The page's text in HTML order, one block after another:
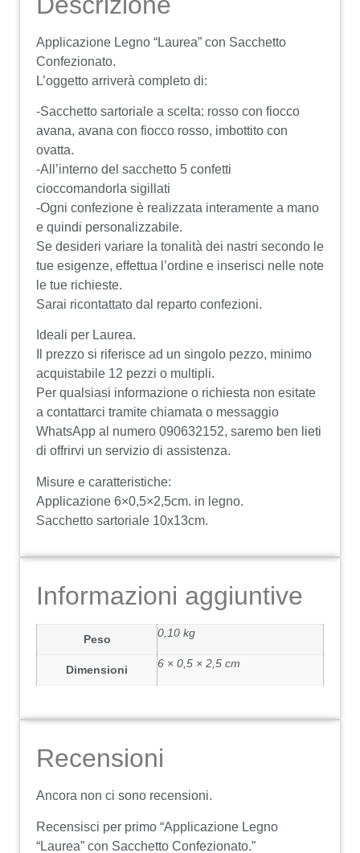
Applicazione Legno “Laurea” con Sacchetto
Confezionato.
L’oggetto arriverà completo di:
-Sacchetto sartoriale a scelta: rosso con fiocco
avana, avana con fiocco rosso, imbottito con
ovatta.
-All’interno del sacchetto 5 confetti
cioccomandorla sigillati
-Ogni confezione è realizzata interamente a mano
e quindi personalizzabile.
Se desideri variare la tonalità dei nastri secondo le
tue esigenze, effettua l’ordine e inserisci nelle note
le tue richieste.
Sarai ricontattato dal reparto confezioni.
Ideali per Laurea.
Il prezzo si riferisce ad un singolo pezzo, minimo
acquistabile 12 pezzi o multipli.
Per qualsiasi informazione o richiesta non esitate
a contattarci tramite chiamata o messaggio
WhatsApp al numero 090632152, saremo ben lieti
di offrirvi un servizio di assistenza.
Misure e caratteristiche:
Applicazione 6×0,5×2,5cm. in legno.
Sacchetto sartoriale 10x13cm.
Informazioni aggiuntive
Peso 0,10 kg
Dimensioni 6 × 0,5 × 2,5 cm
Recensioni
Ancora non ci sono recensioni.
Recensisci per primo “Applicazione Legno
“Laurea” con Sacchetto Confezionato.”